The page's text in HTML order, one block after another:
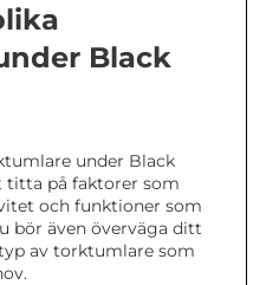
Black
under Black
titta på faktorer som
och funktioner som
bör även överväga ditt
av torktumlare som